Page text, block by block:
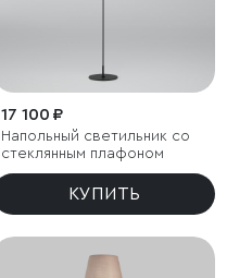
17 100 ₽
Напольный светильник со
стеклянным плафоном
КУПИТЬ